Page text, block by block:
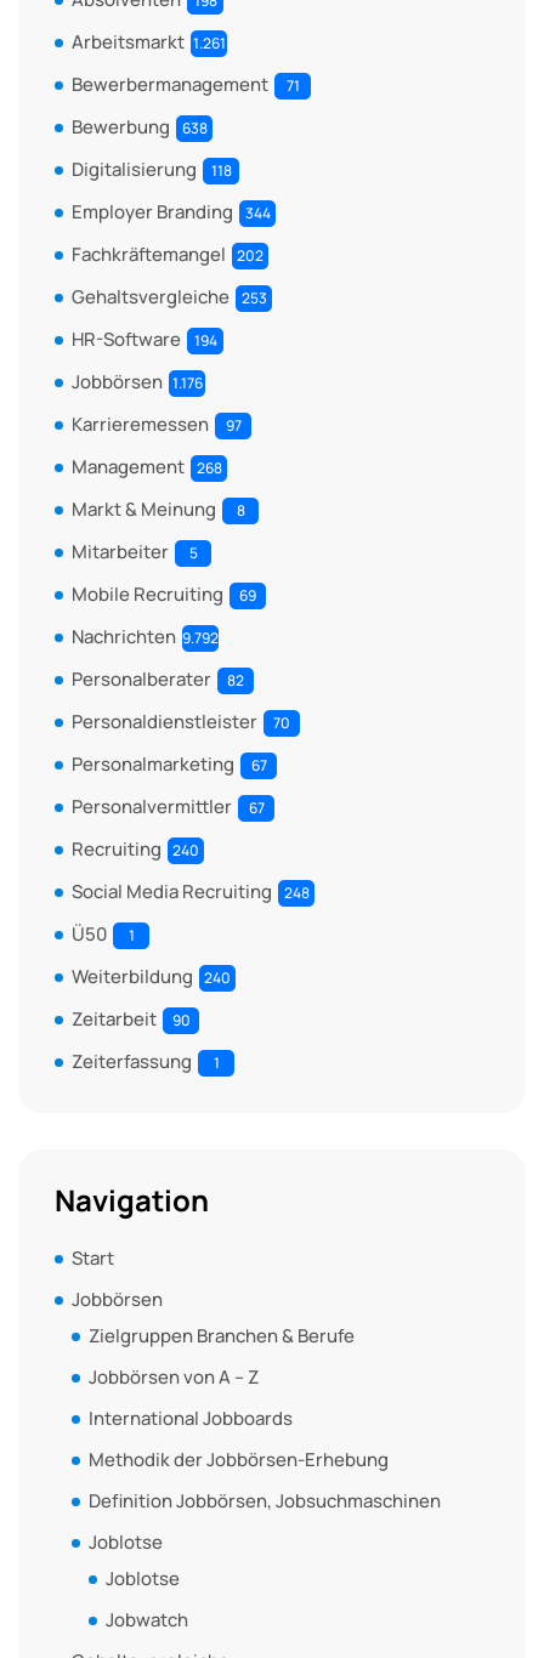
Arbeitsmarkt 1.261
Bewerbermanagement 71
Bewerbung 638
Digitalisierung 118
Employer Branding 344
Fachkräftemangel 202
Gehaltsvergleiche 253
HR-Software 194
Jobbörsen 1.176
Karrieremessen 97
Management 268
Markt & Meinung 8
Mitarbeiter 5
Mobile Recruiting 69
Nachrichten 9.792
Personalberater 82
Personaldienstleister 70
Personalmarketing 67
Personalvermittler 67
Recruiting 240
Social Media Recruiting 248
Ü50 1
Weiterbildung 240
Zeitarbeit 90
Zeiterfassung 1
Navigation
Start
Jobbörsen
Zielgruppen Branchen & Berufe
Jobbörsen von A – Z
International Jobboards
Methodik der Jobbörsen-Erhebung
Definition Jobbörsen, Jobsuchmaschinen
Joblotse
Joblotse
Jobwatch